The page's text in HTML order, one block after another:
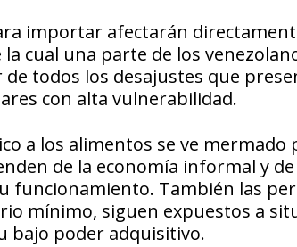
importar afectarán
la cual una parte de los
de todos los desajustes que
con alta vulnerabilidad.
a los alimentos se ve
de la economía informal y
funcionamiento. También las
mínimo, siguen expuestos a
bajo poder adquisitivo.